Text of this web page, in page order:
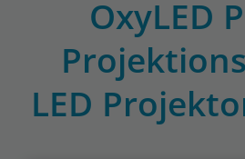
OxyLED
LED